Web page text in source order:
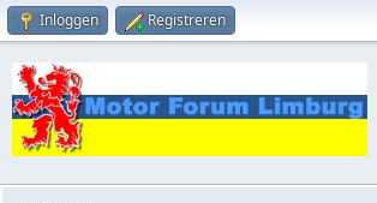
Inloggen Registreren